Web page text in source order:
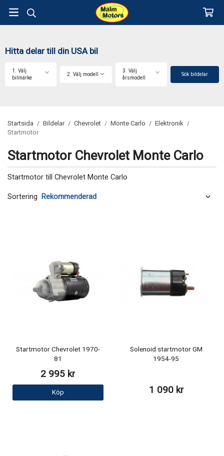
Hitta delar till din USA bil
1. Välj
bilmärke
2. Välj modell
3. Välj
årsmodell
Sök bildelar
Startsida / Bildelar / Chevrolet / Monte Carlo / Elektronik /
Startmotor
Startmotor Chevrolet Monte Carlo
Startmotor till Chevrolet Monte Carlo
Sortering
Startmotor Chevrolet 1970-
81
2 995 kr
Köp
Solenoid startmotor GM
1954-95
1 090 kr